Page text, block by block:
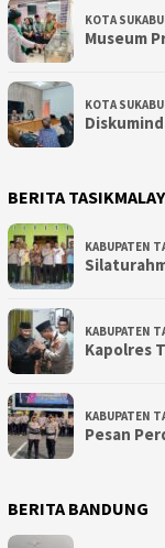
KOTA
Museum
KOTA
BERITA
KABUPATEN
KABUPATEN
Kapolres
KABUPATEN
Pesan
BERITA BANDUNG